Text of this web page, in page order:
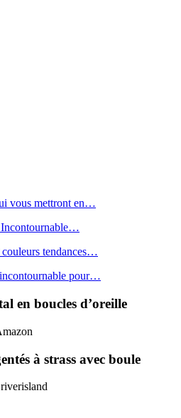
vous mettront en…
Incontournable…
tendances…
pour…
en boucles d’oreille
à strass avec boule